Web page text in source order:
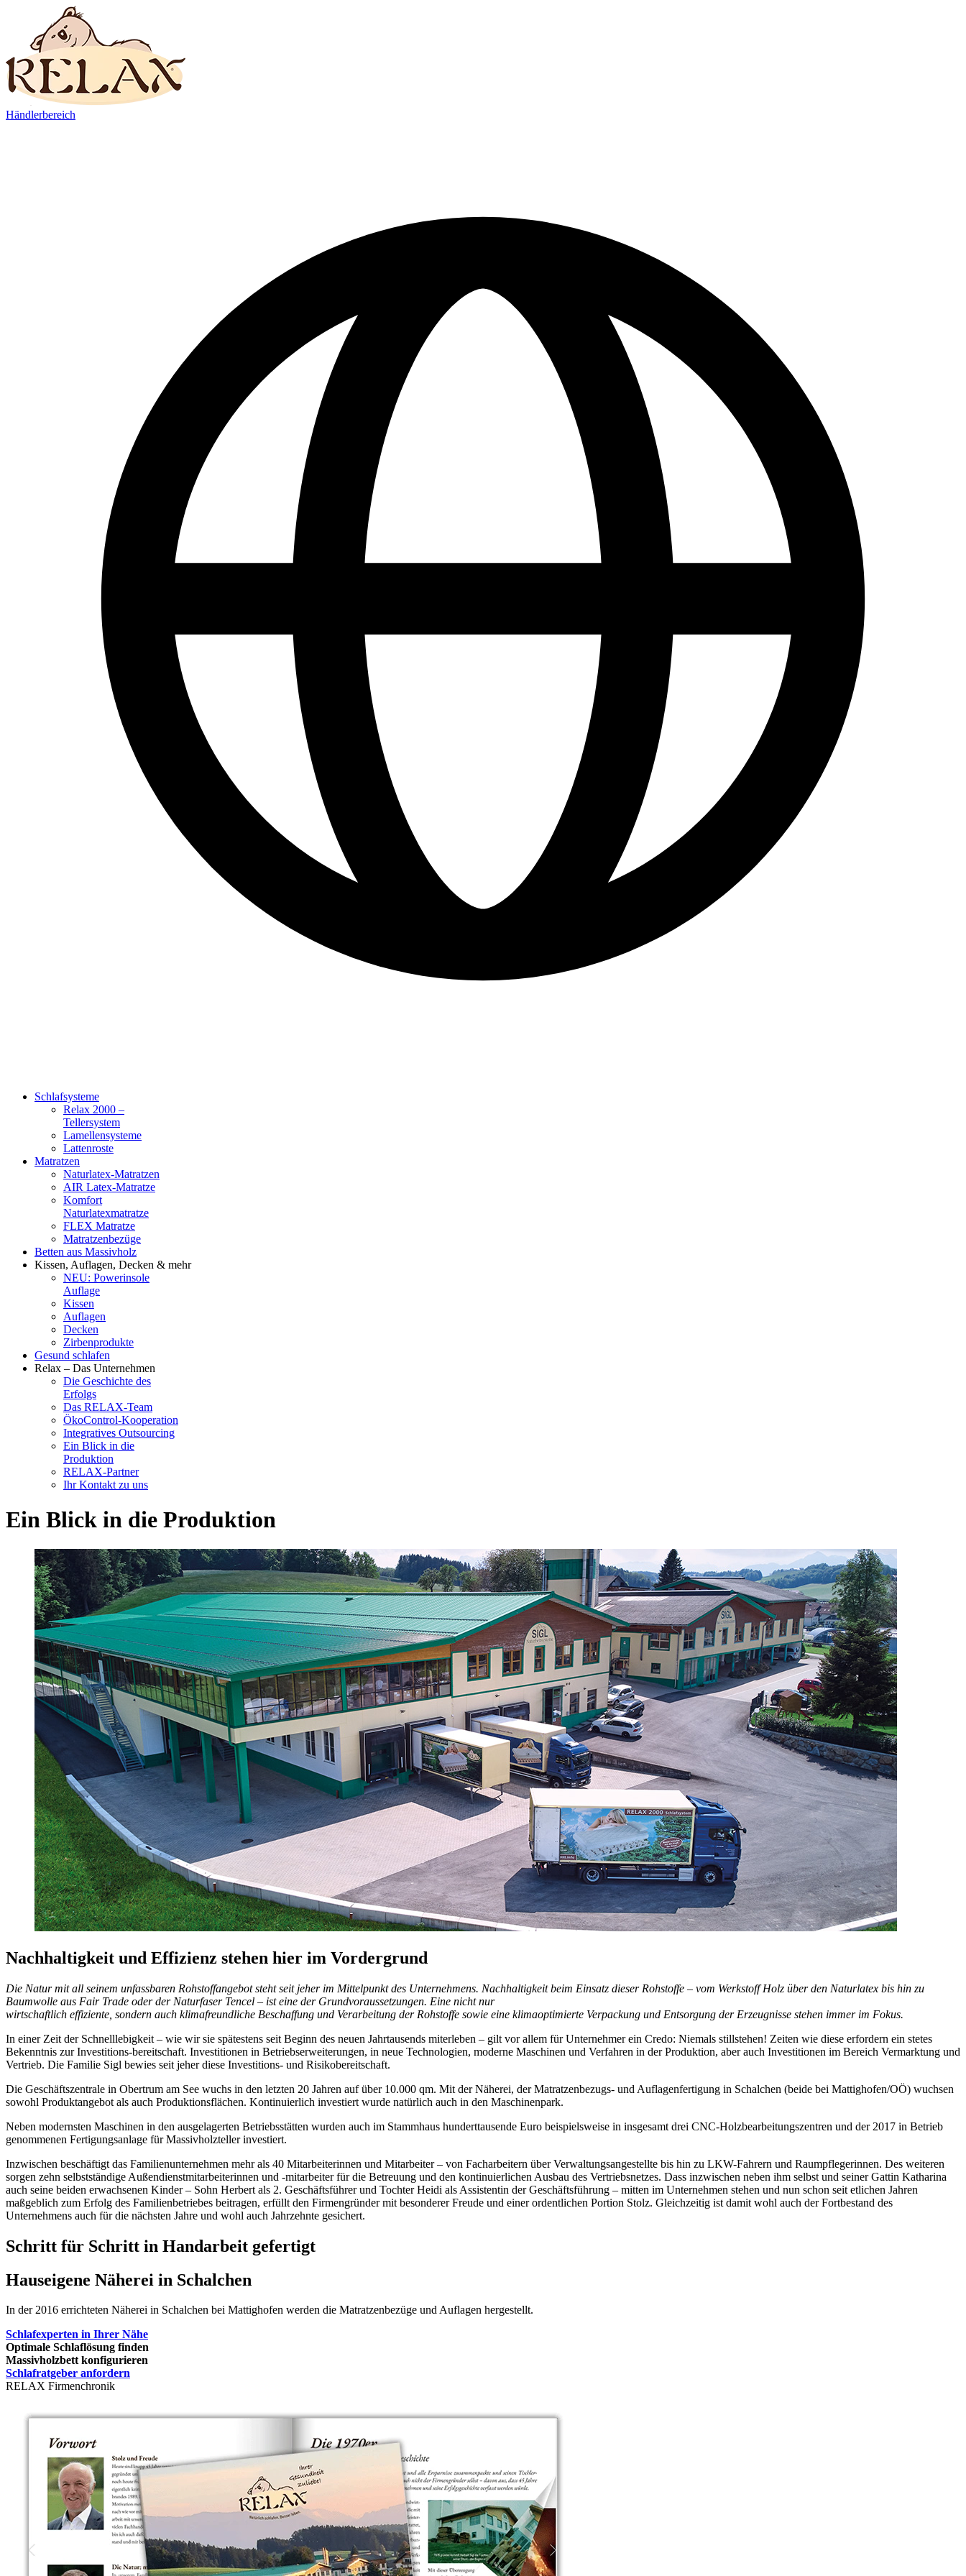
Händlerbereich
Schlafsysteme
Relax 2000 –
Tellersystem
Lamellensysteme
Lattenroste
Matratzen
Naturlatex-Matratzen
AIR Latex-Matratze
Komfort
Naturlatexmatratze
FLEX Matratze
Matratzenbezüge
Betten aus Massivholz
Kissen, Auflagen, Decken & mehr
NEU: Powerinsole
Auflage
Kissen
Auflagen
Decken
Zirbenprodukte
Gesund schlafen
Relax – Das Unternehmen
Die Geschichte des
Erfolgs
Das RELAX-Team
ÖkoControl-Kooperation
Integratives Outsourcing
Ein Blick in die
Produktion
RELAX-Partner
Ihr Kontakt zu uns
Ein Blick in die Produktion
Nachhaltigkeit und Effizienz stehen hier im Vordergrund
Die Natur mit all seinem unfassbaren Rohstoffangebot steht seit jeher im Mittelpunkt des Unternehmens. Nachhaltigkeit beim Einsatz dieser Rohstoffe – vom Werkstoff Holz über den Naturlatex bis hin zu
Baumwolle aus Fair Trade oder der Naturfaser Tencel – ist eine der Grundvoraussetzungen. Eine nicht nur
wirtschaftlich effiziente, sondern auch klimafreundliche Beschaffung und Verarbeitung der Rohstoffe sowie eine klimaoptimierte Verpackung und Entsorgung der Erzeugnisse stehen immer im Fokus.
In einer Zeit der Schnelllebigkeit – wie wir sie spätestens seit Beginn des neuen Jahrtausends miterleben – gilt vor allem für Unternehmer ein Credo: Niemals stillstehen! Zeiten wie diese erfordern ein stetes
Bekenntnis zur Investitions-bereitschaft. Investitionen in Betriebserweiterungen, in neue Technologien, moderne Maschinen und Verfahren in der Produktion, aber auch Investitionen im Bereich Vermarktung und
Vertrieb. Die Familie Sigl bewies seit jeher diese Investitions- und Risikobereitschaft.
Die Geschäftszentrale in Obertrum am See wuchs in den letzten 20 Jahren auf über 10.000 qm. Mit der Näherei, der Matratzenbezugs- und Auflagenfertigung in Schalchen (beide bei Mattighofen/OÖ) wuchsen
sowohl Produktangebot als auch Produktionsflächen. Kontinuierlich investiert wurde natürlich auch in den Maschinenpark.
Neben modernsten Maschinen in den ausgelagerten Betriebsstätten wurden auch im Stammhaus hunderttausende Euro beispielsweise in insgesamt drei CNC-Holzbearbeitungszentren und der 2017 in Betrieb
genommenen Fertigungsanlage für Massivholzteller investiert.
Inzwischen beschäftigt das Familienunternehmen mehr als 40 Mitarbeiterinnen und Mitarbeiter – von Facharbeitern über Verwaltungsangestellte bis hin zu LKW-Fahrern und Raumpflegerinnen. Des weiteren
sorgen zehn selbstständige Außendienstmitarbeiterinnen und -mitarbeiter für die Betreuung und den kontinuierlichen Ausbau des Vertriebsnetzes. Dass inzwischen neben ihm selbst und seiner Gattin Katharina
auch seine beiden erwachsenen Kinder – Sohn Herbert als 2. Geschäftsführer und Tochter Heidi als Assistentin der Geschäftsführung – mitten im Unternehmen stehen und nun schon seit etlichen Jahren
maßgeblich zum Erfolg des Familienbetriebes beitragen, erfüllt den Firmengründer mit besonderer Freude und einer ordentlichen Portion Stolz. Gleichzeitig ist damit wohl auch der Fortbestand des
Unternehmens auch für die nächsten Jahre und wohl auch Jahrzehnte gesichert.
Schritt für Schritt in Handarbeit gefertigt
Hauseigene Näherei in Schalchen
In der 2016 errichteten Näherei in Schalchen bei Mattighofen werden die Matratzenbezüge und Auflagen hergestellt.
Schlafexperten in Ihrer Nähe
Optimale Schlaflösung finden
Massivholzbett konfigurieren
Schlafratgeber anfordern
RELAX Firmenchronik